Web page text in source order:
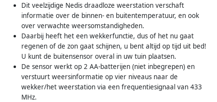
Dit veelzijdige Nedis draadloze weerstation verschaft
informatie over de binnen- en buitentemperatuur, en ook
over verwachte weersomstandigheden.
Daarbij heeft het een wekkerfunctie, dus of het nu gaat
regenen of de zon gaat schijnen, u bent altijd op tijd uit bed!
U kunt de buitensensor overal in uw tuin plaatsen.
De sensor werkt op 2 AA-batterijen (niet inbegrepen) en
verstuurt weersinformatie op vier niveaus naar de
wekker/het weerstation via een frequentiesignaal van 433
MHz.